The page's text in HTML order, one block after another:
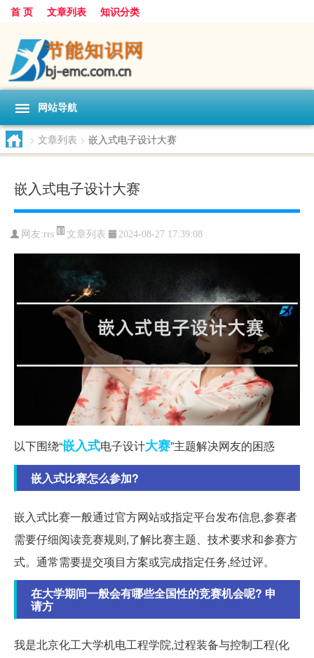
首 页 文章列表 知识分类
网站导航
> 文章列表 > 嵌入式电子设计大赛
嵌入式电子设计大赛
网友:rrs 文章列表 2024-08-27 17:39:08
以下围绕“嵌入式电子设计大赛”主题解决网友的困惑
嵌入式比赛怎么参加?
嵌入式比赛一般通过官方网站或指定平台发布信息,参赛者
需要仔细阅读竞赛规则,了解比赛主题、技术要求和参赛方
式。通常需要提交项目方案或完成指定任务,经过评。
在大学期间一般会有哪些全国性的竞赛机会呢? 申
请方
我是北京化工大学机电工程学院,过程装备与控制工程(化